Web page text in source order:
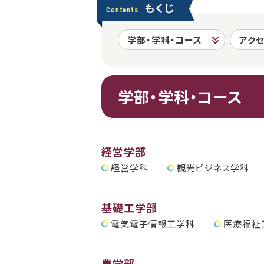
Contents もくじ
学部・学科・コース アク
学部・学科・コース
経営学部
経営学科 観光ビジネス学科
基礎工学部
電気電子情報工学科 医療福祉